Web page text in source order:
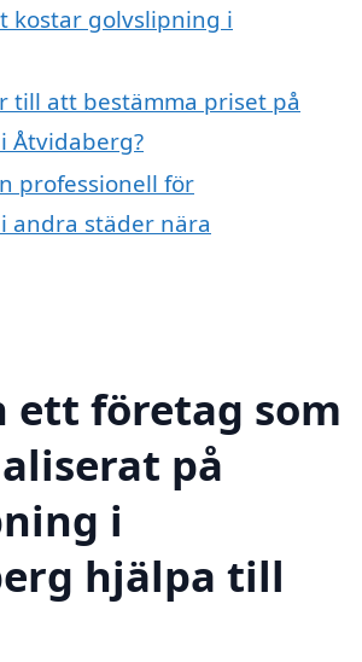
kostar golvslipning i
till att bestämma priset på
Åtvidaberg?
professionell för
andra städer nära
ett företag som
på
i
hjälpa till